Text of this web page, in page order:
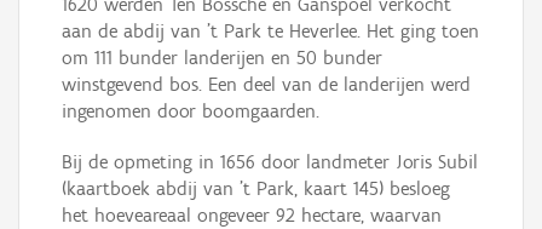
1620 werden Ten Bossche en Ganspoel verkocht
aan de abdij van ’t Park te Heverlee. Het ging toen
om 111 bunder landerijen en 50 bunder
winstgevend bos. Een deel van de landerijen werd
ingenomen door boomgaarden.
Bij de opmeting in 1656 door landmeter Joris Subil
(kaartboek abdij van ’t Park, kaart 145) besloeg
het hoeveareaal ongeveer 92 hectare, waarvan